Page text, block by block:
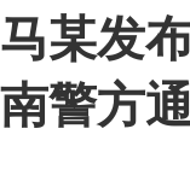
马某发
南警方